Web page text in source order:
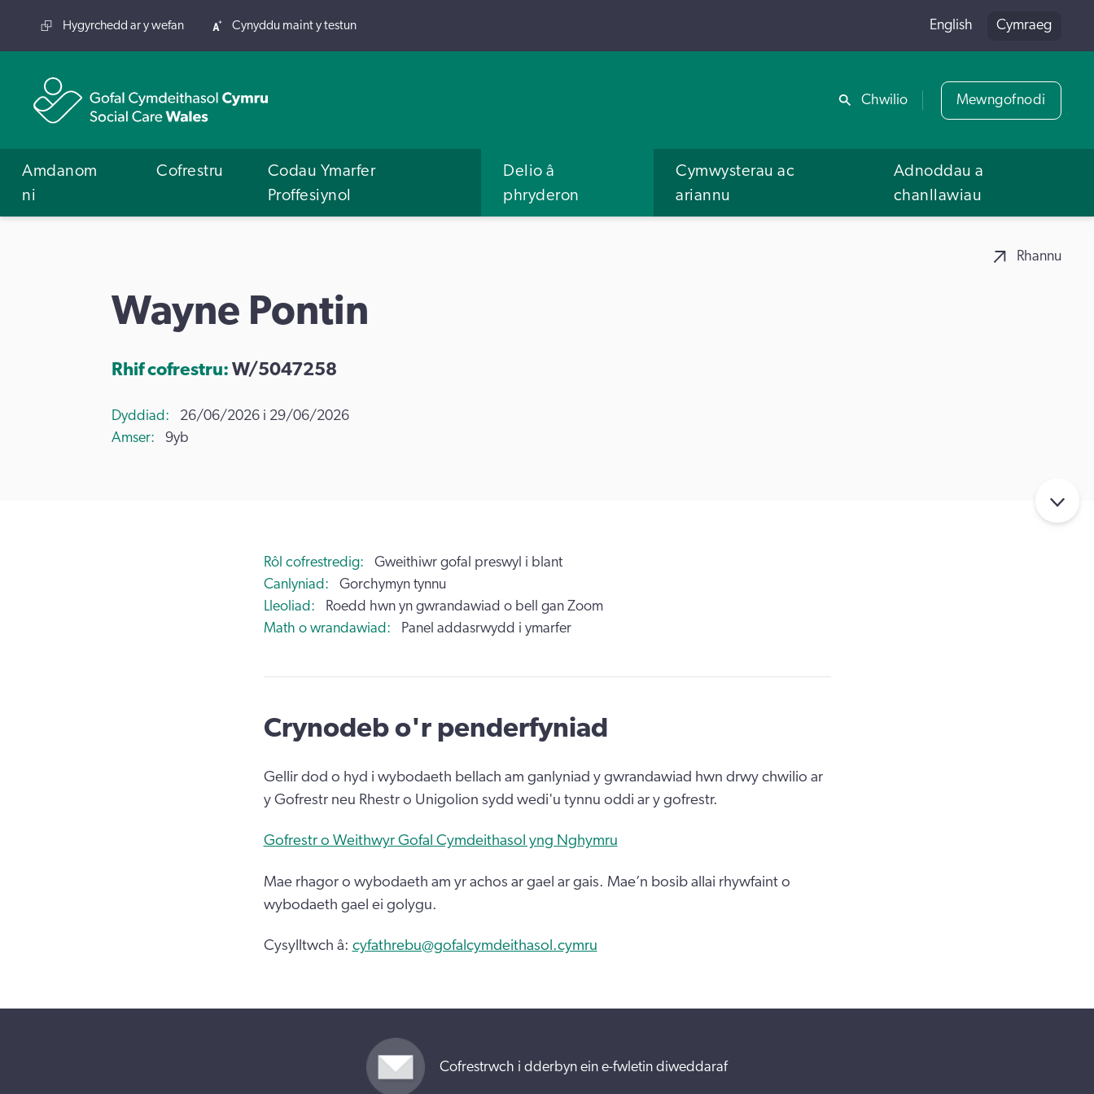
Rhannu
Hygyrchedd ar y wefan Cynyddu maint y testun English Cymraeg
Chwilio Mewngofnodi
Amdanom
ni
Cofrestru
Codau Ymarfer
Proffesiynol
Delio â
phryderon
Cymwysterau ac
ariannu
Adnoddau a
chanllawiau
Rhannu
Wayne Pontin
Rhif cofrestru: W/5047258
Dyddiad
26/06/2026 i 29/06/2026
Amser
9yb
Rôl cofrestredig
Gweithiwr gofal preswyl i blant
Canlyniad
Gorchymyn tynnu
Lleoliad
Roedd hwn yn gwrandawiad o bell gan Zoom
Math o wrandawiad
Panel addasrwydd i ymarfer
Crynodeb o'r penderfyniad
Gellir dod o hyd i wybodaeth bellach am ganlyniad y gwrandawiad hwn drwy chwilio ar
y Gofrestr neu Rhestr o Unigolion sydd wedi'u tynnu oddi ar y gofrestr.
Gofrestr o Weithwyr Gofal Cymdeithasol yng Nghymru
Mae rhagor o wybodaeth am yr achos ar gael ar gais. Mae’n bosib allai rhywfaint o
wybodaeth gael ei golygu.
Cysylltwch â: cyfathrebu@gofalcymdeithasol.cymru
Cofrestrwch i dderbyn ein e-fwletin diweddaraf